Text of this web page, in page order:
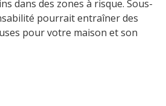
dans des zones à risque. Sous-
pourrait entraîner des
pour votre maison et son